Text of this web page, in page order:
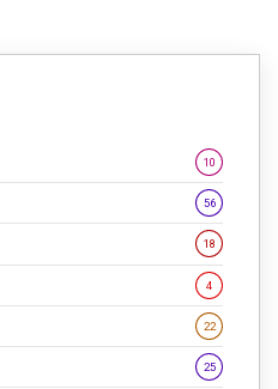
10
56
18
4
22
25